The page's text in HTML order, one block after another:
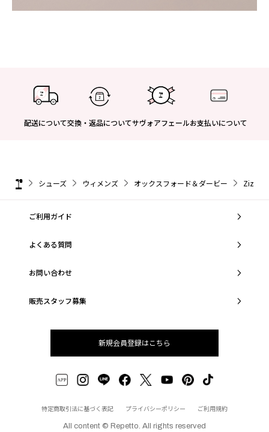
配送について交換・返品についてサヴォアフェールお支払いについて
シューズ ウィメンズ オックスフォード＆ダービー Zizi オ
ご利用ガイド
よくある質問
お問い合わせ
販売スタッフ募集
新規会員登録はこちら
特定商取引法に基づく表記 プライバシーポリシー ご利用規約
All content © Repetto. All rights reserved